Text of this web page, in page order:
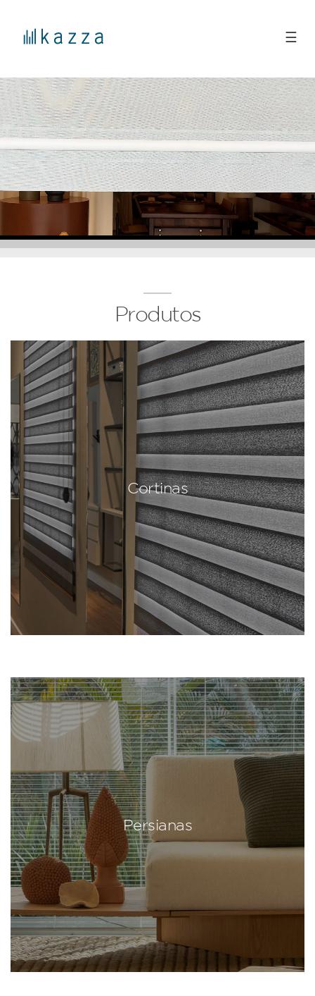
☰
Produtos
Cortinas
Persianas